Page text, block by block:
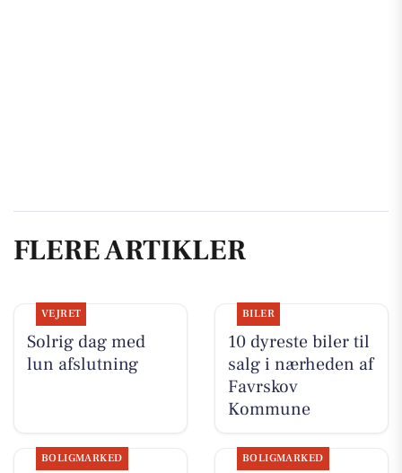
FLERE ARTIKLER
VEJRET
Solrig dag med
lun afslutning
BILER
10 dyreste biler til
salg i nærheden af
Favrskov
Kommune
BOLIGMARKED BOLIGMARKED